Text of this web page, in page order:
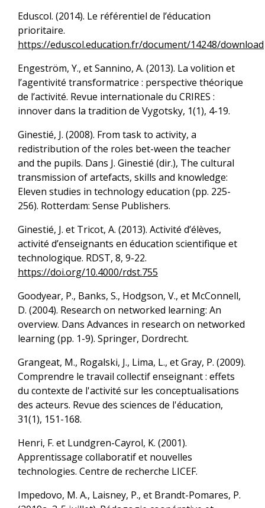
Eduscol. (2014). Le référentiel de l’éducation
prioritaire.
https://eduscol.education.fr/document/14248/download
Engeström, Y., et Sannino, A. (2013). La volition et
l’agentivité transformatrice : perspective théorique
de l’activité. Revue internationale du CRIRES :
innover dans la tradition de Vygotsky, 1(1), 4-19.
Ginestié, J. (2008). From task to activity, a
redistribution of the roles bet-ween the teacher
and the pupils. Dans J. Ginestié (dir.), The cultural
transmission of artefacts, skills and knowledge:
Eleven studies in technology education (pp. 225-
256). Rotterdam: Sense Publishers.
Ginestié, J. et Tricot, A. (2013). Activité d’élèves,
activité d’enseignants en éducation scientifique et
technologique. RDST, 8, 9-22.
https://doi.org/10.4000/rdst.755
Goodyear, P., Banks, S., Hodgson, V., et McConnell,
D. (2004). Research on networked learning: An
overview. Dans Advances in research on networked
learning (pp. 1-9). Springer, Dordrecht.
Grangeat, M., Rogalski, J., Lima, L., et Gray, P. (2009).
Comprendre le travail collectif enseignant : effets
du contexte de l'activité sur les conceptualisations
des acteurs. Revue des sciences de l'éducation,
31(1), 151-168.
Henri, F. et Lundgren-Cayrol, K. (2001).
Apprentissage collaboratif et nouvelles
technologies. Centre de recherche LICEF.
Impedovo, M. A., Laisney, P., et Brandt-Pomares, P.